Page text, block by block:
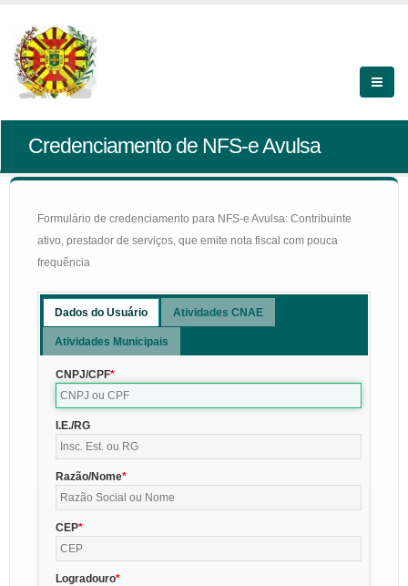
Credenciamento de NFS-e Avulsa
Formulário de credenciamento para NFS-e Avulsa: Contribuinte
ativo, prestador de serviços, que emite nota fiscal com pouca
frequência
Dados do Usuário Atividades CNAE
Atividades Municipais
CNPJ/CPF
I.E./RG
Razão/Nome
CEP
Logradouro